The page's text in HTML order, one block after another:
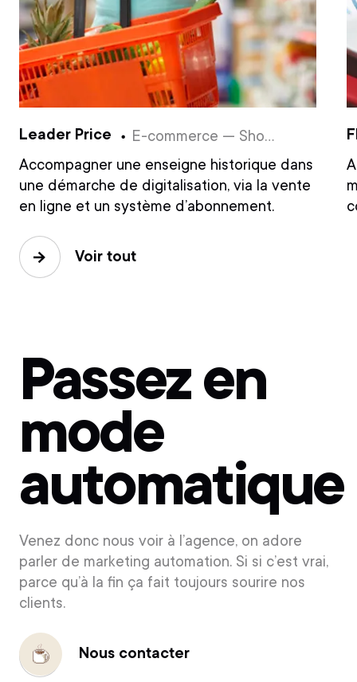
Voir tout
Leader Price
E-commerce — Shopify — Consulting & Branding — Content — Social Media — UX/UI Design — Développement — Acquisition — CRM — CRO
Accompagner une enseigne historique dans
une démarche de digitalisation, via la vente
en ligne et un système d’abonnement.
Passez en
mode
automatique
Venez donc nous voir à l’agence, on adore
parler de marketing automation. Si si c’est vrai,
parce qu’à la fin ça fait toujours sourire nos
clients.
Nous contacter